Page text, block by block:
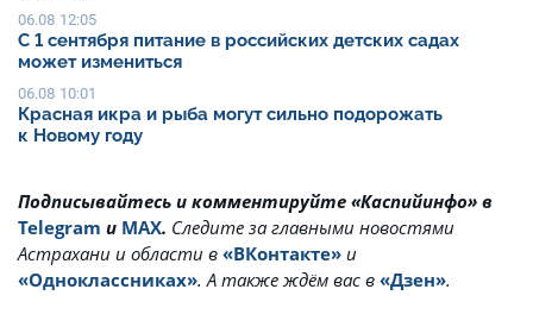
06.08 12:05
С 1 сентября питание в российских детских садах
может измениться
06.08 10:01
Красная икра и рыба могут сильно подорожать
к Новому году
Подписывайтесь и комментируйте «Каспийинфо» в
Telegram и MAX. Cледите за главными новостями
Астрахани и области в «ВКонтакте» и
«Одноклассниках». А также ждём вас в «Дзен».